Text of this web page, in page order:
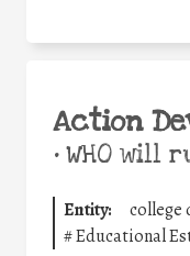
Action
•WHO will
Entity:
college
#Educational